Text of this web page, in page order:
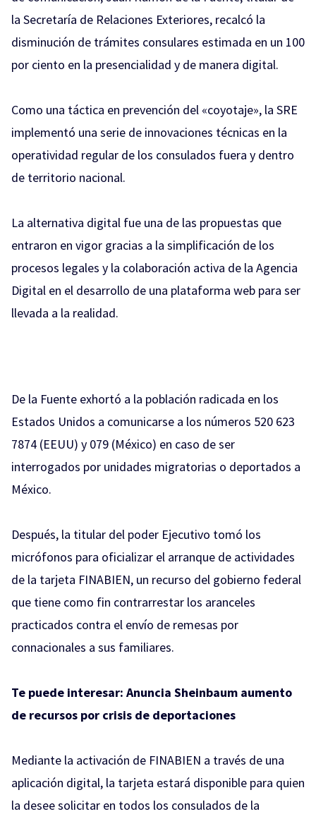
la Secretaría de Relaciones Exteriores, recalcó la
disminución de trámites consulares estimada en un 100
por ciento en la presencialidad y de manera digital.
Como una táctica en prevención del «coyotaje», la SRE
implementó una serie de innovaciones técnicas en la
operatividad regular de los consulados fuera y dentro
de territorio nacional.
La alternativa digital fue una de las propuestas que
entraron en vigor gracias a la simplificación de los
procesos legales y la colaboración activa de la Agencia
Digital en el desarrollo de una plataforma web para ser
llevada a la realidad.
De la Fuente exhortó a la población radicada en los
Estados Unidos a comunicarse a los números 520 623
7874 (EEUU) y 079 (México) en caso de ser
interrogados por unidades migratorias o deportados a
México.
Después, la titular del poder Ejecutivo tomó los
micrófonos para oficializar el arranque de actividades
de la tarjeta FINABIEN, un recurso del gobierno federal
que tiene como fin contrarrestar los aranceles
practicados contra el envío de remesas por
connacionales a sus familiares.
Te puede interesar: Anuncia Sheinbaum aumento
de recursos por crisis de deportaciones
Mediante la activación de FINABIEN a través de una
aplicación digital, la tarjeta estará disponible para quien
la desee solicitar en todos los consulados de la